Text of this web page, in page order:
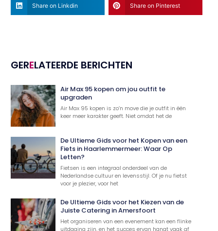
Share on Linkdin Share on Pinterest
GERELATEERDE BERICHTEN
Air Max 95 kopen om jou outfit te
upgraden
Air Max 95 kopen is zo’n move die je outfit in één
keer meer karakter geeft. Niet omdat het de
De Ultieme Gids voor het Kopen van een
Fiets in Haarlemmermeer: Waar Op
Letten?
Fietsen is een integraal onderdeel van de
Nederlandse cultuur en levensstijl. Of je nu fietst
voor je plezier, voor het
De Ultieme Gids voor het Kiezen van de
Juiste Catering in Amersfoort
Het organiseren van een evenement kan een flinke
uitdaging zijn, en het succes ervan hangt vaak af